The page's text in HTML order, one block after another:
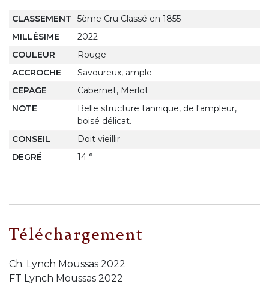
CLASSEMENT
5ème Cru Classé en 1855
MILLÉSIME
2022
COULEUR
Rouge
ACCROCHE
Savoureux, ample
CEPAGE
Cabernet, Merlot
NOTE
Belle structure tannique, de l'ampleur,
boisé délicat.
CONSEIL
Doit vieillir
DEGRÉ
14 °
Téléchargement
Ch. Lynch Moussas 2022
FT Lynch Moussas 2022